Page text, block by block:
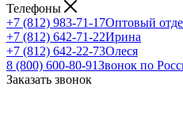
Телефоны
+7 (812) 983-71-17Оптовый
+7 (812) 642-71-22Ирина
+7 (812) 642-22-73Олеся
8 (800) 600-80-91Звонок по
Заказать звонок